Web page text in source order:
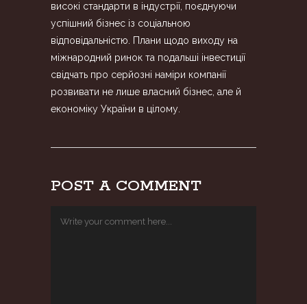
високі стандарти в індустрії, поєднуючи
успішний бізнес із соціальною
відповідальністю. Плани щодо виходу на
міжнародний ринок та подальші інвестиції
свідчать про серйозні наміри компанії
розвивати не лише власний бізнес, але й
економіку України в цілому.
POST A COMMENT